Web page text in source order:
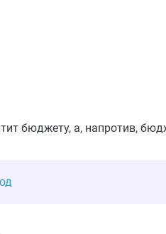
бюджету, а, напротив,